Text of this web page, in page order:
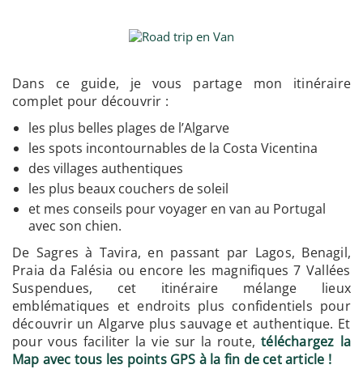
Dans ce guide, je vous partage mon itinéraire
complet pour découvrir :
les plus belles plages de l’Algarve
les spots incontournables de la Costa Vicentina
des villages authentiques
les plus beaux couchers de soleil
et mes conseils pour voyager en van au Portugal
avec son chien.
De Sagres à Tavira, en passant par Lagos, Benagil,
Praia da Falésia ou encore les magnifiques 7 Vallées
Suspendues, cet itinéraire mélange lieux
emblématiques et endroits plus confidentiels pour
découvrir un Algarve plus sauvage et authentique. Et
pour vous faciliter la vie sur la route, téléchargez la
Map avec tous les points GPS à la fin de cet article !